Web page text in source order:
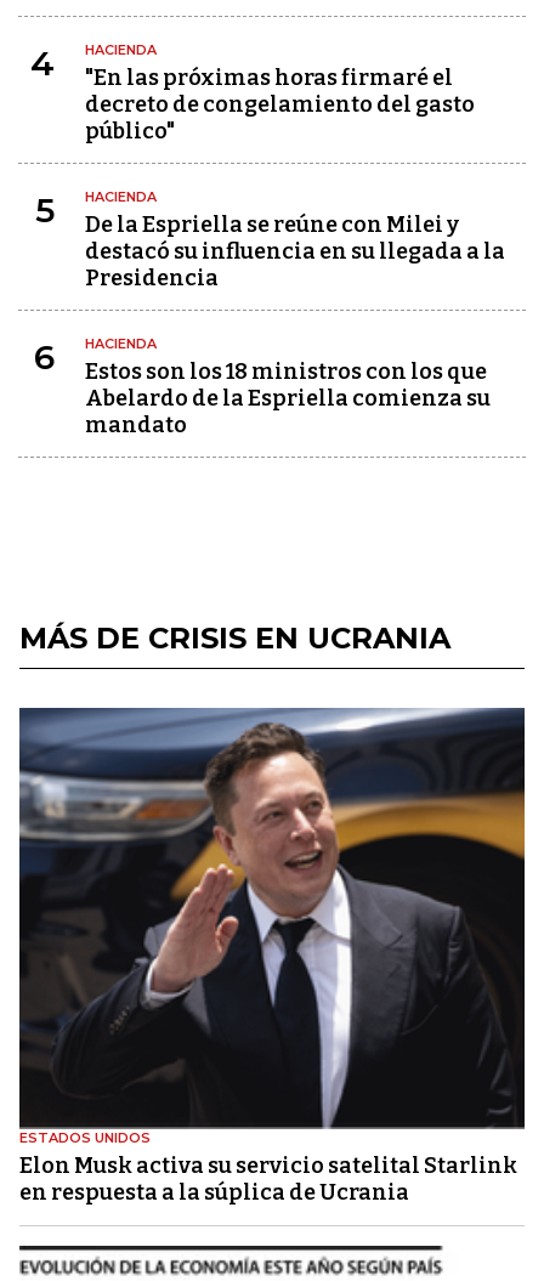
4 HACIENDA
"En las próximas horas firmaré el
decreto de congelamiento del gasto
público"
5 HACIENDA
De la Espriella se reúne con Milei y
destacó su influencia en su llegada a la
Presidencia
6 HACIENDA
Estos son los 18 ministros con los que
Abelardo de la Espriella comienza su
mandato
MÁS DE CRISIS EN UCRANIA
ESTADOS UNIDOS
Elon Musk activa su servicio satelital Starlink
en respuesta a la súplica de Ucrania